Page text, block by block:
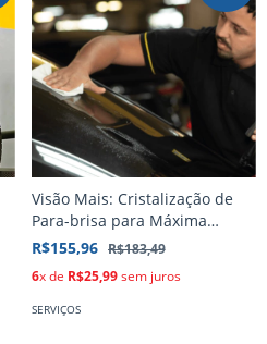
Visão Mais: Cristalização de
Para-brisa para Máxima
Visibilidade e Segurança
R$155,96 R$183,49
6x de R$25,99sem juros
SERVIÇOS